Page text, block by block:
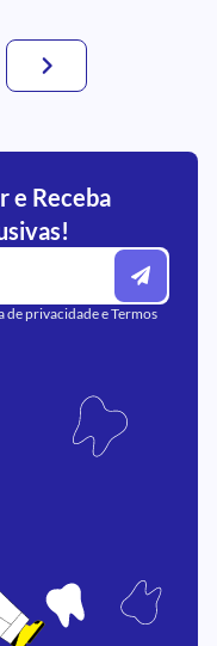
e Receba
de privacidadeeTermos